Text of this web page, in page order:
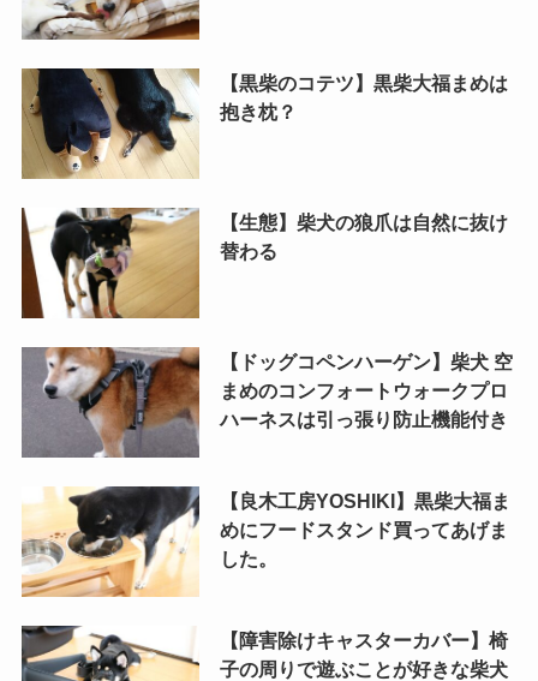
【黒柴のコテツ】黒柴大福まめは
抱き枕？
【生態】柴犬の狼爪は自然に抜け
替わる
【ドッグコペンハーゲン】柴犬 空
まめのコンフォートウォークプロ
ハーネスは引っ張り防止機能付き
【良木工房YOSHIKI】黒柴大福ま
めにフードスタンド買ってあげま
した。
【障害除けキャスターカバー】椅
子の周りで遊ぶことが好きな柴犬